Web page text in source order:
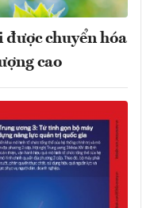
được chuyển hóa
cao